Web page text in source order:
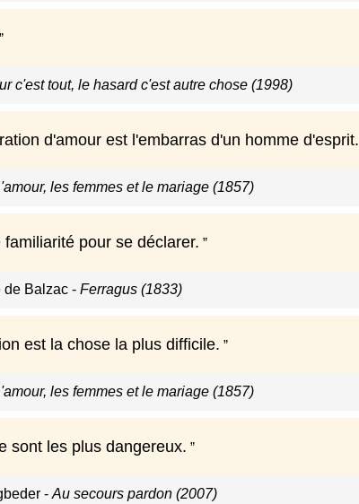
c'est tout, le hasard c'est autre chose (1998)
d'amour est l'embarras d'un homme d'esprit.
les femmes et le mariage (1857)
pour se déclarer.
de Balzac- Ferragus (1833)
est la chose la plus difficile.
les femmes et le mariage (1857)
sont les plus dangereux.
- Au secours pardon (2007)